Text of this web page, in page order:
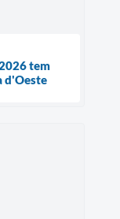
tem
d'Oeste